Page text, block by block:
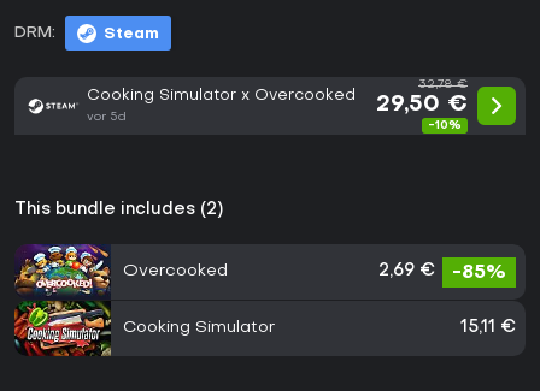
DRM: Steam
Cooking Simulator x Overcooked
vor 5d
32,78 €
29,50 €
-10%
This bundle includes (2)
Overcooked 2,69 € -85%
Cooking Simulator 15,11 €